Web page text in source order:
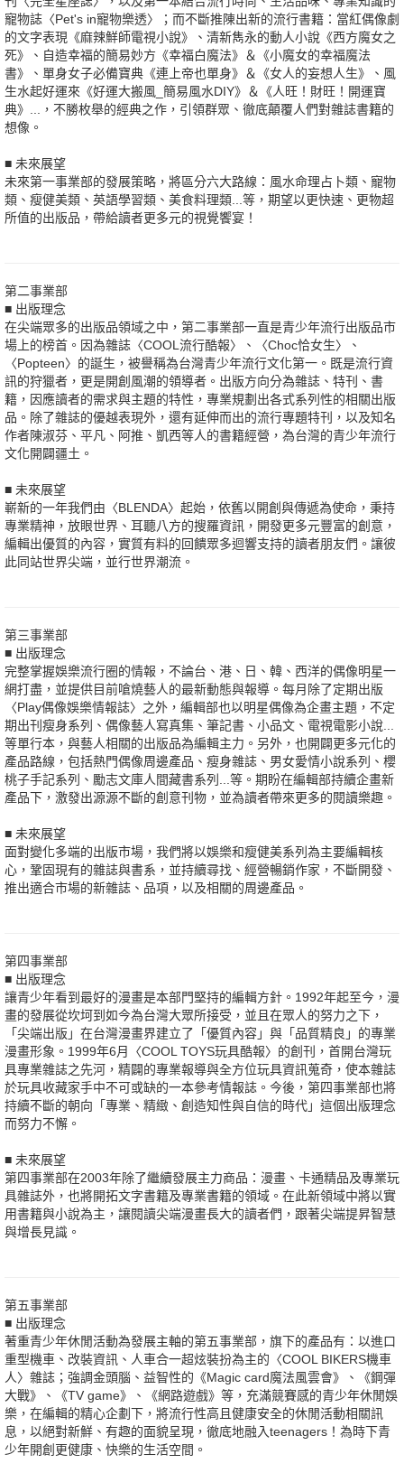
寵物誌〈Pet's in寵物樂透〉；而不斷推陳出新的流行書籍：當紅偶像劇
的文字表現《麻辣鮮師電視小說》、清新雋永的動人小說《西方魔女之
死》、自造幸福的簡易妙方《幸福白魔法》＆《小魔女的幸福魔法
書》、單身女子必備寶典《連上帝也單身》＆《女人的妄想人生》、風
生水起好運來《好運大搬風_簡易風水DIY》＆《人旺！財旺！開運寶
典》...，不勝枚舉的經典之作，引領群眾、徹底顛覆人們對雜誌書籍的
想像。
■ 未來展望
未來第一事業部的發展策略，將區分六大路線：風水命理占卜類、寵物
類、瘦健美類、英語學習類、美食料理類...等，期望以更快速、更物超
所值的出版品，帶給讀者更多元的視覺饗宴！
第二事業部
■ 出版理念
在尖端眾多的出版品領域之中，第二事業部一直是青少年流行出版品市
場上的榜首。因為雜誌〈COOL流行酷報〉、〈Choc恰女生〉、
〈Popteen〉的誕生，被譽稱為台灣青少年流行文化第一。既是流行資
訊的狩獵者，更是開創風潮的領導者。出版方向分為雜誌、特刊、書
籍，因應讀者的需求與主題的特性，專業規劃出各式系列性的相關出版
品。除了雜誌的優越表現外，還有延伸而出的流行專題特刊，以及知名
作者陳淑芬、平凡、阿推、凱西等人的書籍經營，為台灣的青少年流行
文化開闢疆土。
■ 未來展望
嶄新的一年我們由〈BLENDA〉起始，依舊以開創與傳遞為使命，秉持
專業精神，放眼世界、耳聽八方的搜羅資訊，開發更多元豐富的創意，
編輯出優質的內容，實質有料的回饋眾多迴響支持的讀者朋友們。讓彼
此同站世界尖端，並行世界潮流。
第三事業部
■ 出版理念
完整掌握娛樂流行圈的情報，不論台、港、日、韓、西洋的偶像明星一
網打盡，並提供目前嗆燒藝人的最新動態與報導。每月除了定期出版
〈Play偶像娛樂情報誌〉之外，編輯部也以明星偶像為企畫主題，不定
期出刊瘦身系列、偶像藝人寫真集、筆記書、小品文、電視電影小說...
等單行本，與藝人相關的出版品為編輯主力。另外，也開闢更多元化的
產品路線，包括熱門偶像周邊產品、瘦身雜誌、男女愛情小說系列、櫻
桃子手記系列、勵志文庫人間藏書系列...等。期盼在編輯部持續企畫新
產品下，激發出源源不斷的創意刊物，並為讀者帶來更多的閱讀樂趣。
■ 未來展望
面對變化多端的出版市場，我們將以娛樂和瘦健美系列為主要編輯核
心，鞏固現有的雜誌與書系，並持續尋找、經營暢銷作家，不斷開發、
推出適合市場的新雜誌、品項，以及相關的周邊產品。
第四事業部
■ 出版理念
讓青少年看到最好的漫畫是本部門堅持的編輯方針。1992年起至今，漫
畫的發展從坎坷到如今為台灣大眾所接受，並且在眾人的努力之下，
「尖端出版」在台灣漫畫界建立了「優質內容」與「品質精良」的專業
漫畫形象。1999年6月〈COOL TOYS玩具酷報〉的創刊，首開台灣玩
具專業雜誌之先河，精闢的專業報導與全方位玩具資訊蒐奇，使本雜誌
於玩具收藏家手中不可或缺的一本參考情報誌。今後，第四事業部也將
持續不斷的朝向「專業、精緻、創造知性與自信的時代」這個出版理念
而努力不懈。
■ 未來展望
第四事業部在2003年除了繼續發展主力商品：漫畫、卡通精品及專業玩
具雜誌外，也將開拓文字書籍及專業書籍的領域。在此新領域中將以實
用書籍與小說為主，讓閱讀尖端漫畫長大的讀者們，跟著尖端提昇智慧
與增長見識。
第五事業部
■ 出版理念
著重青少年休閒活動為發展主軸的第五事業部，旗下的產品有：以進口
重型機車、改裝資訊、人車合一超炫裝扮為主的〈COOL BIKERS機車
人〉雜誌；強調金頭腦、益智性的《Magic card魔法風雲會》、《鋼彈
大戰》、《TV game》、《網路遊戲》等，充滿競賽感的青少年休閒娛
樂，在編輯的精心企劃下，將流行性高且健康安全的休閒活動相關訊
息，以絕對新鮮、有趣的面貌呈現，徹底地融入teenagers！為時下青
少年開創更健康、快樂的生活空間。